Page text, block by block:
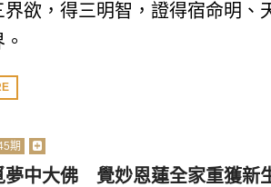
界欲，得三明智，證得宿命明、
期
夢中大佛 覺妙恩蓮全家重獲新